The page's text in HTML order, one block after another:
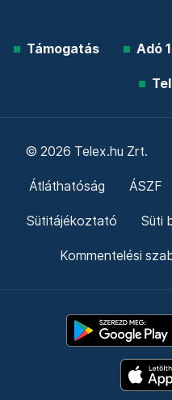
Támogatás Adó
© 2026 Telex.hu Zrt.
Átláthatóság ÁSZF
Sütitájékoztató Süti
Kommentelési